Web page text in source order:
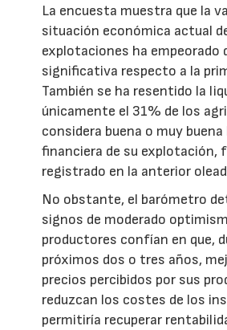
La encuesta muestra que la
situación económica actual
explotaciones ha empeorado
significativa respecto a la
También se ha resentido la
únicamente el 31% de los
considera buena o muy
financiera de su explotación,
registrado en la anterior
No obstante, el barómetro
signos de moderado
productores confían en que,
próximos dos o tres años,
precios percibidos por sus
reduzcan los costes de los
permitiría recuperar